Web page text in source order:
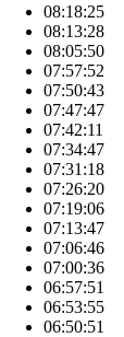
08:18:25
08:13:28
08:05:50
07:57:52
07:50:43
07:47:47
07:42:11
07:34:47
07:31:18
07:26:20
07:19:06
07:13:47
07:06:46
07:00:36
06:57:51
06:53:55
06:50:51